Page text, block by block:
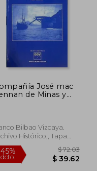
45% $
José mac
de Minas y
Bilbao Vizcaya.
Histórico,, Tapa
Usado